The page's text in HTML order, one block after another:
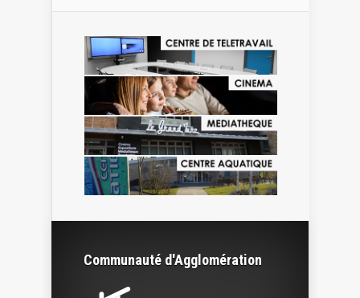
Communauté d'Agglomération